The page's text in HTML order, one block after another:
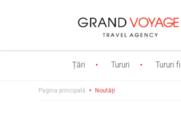
Țări Tururi Tururi
Pagina principală Noutăți